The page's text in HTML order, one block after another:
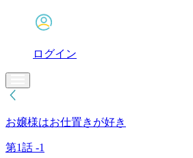
ログイン
お嬢様はお仕置きが好き
第1話 -1